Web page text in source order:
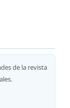
de la revista